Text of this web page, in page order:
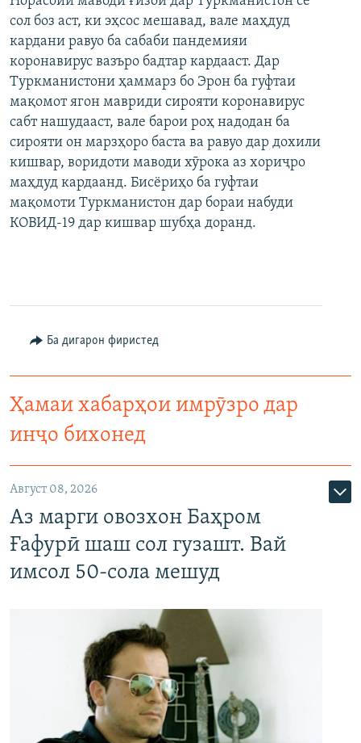
сол боз аст, ки эҳсос мешавад, вале маҳдуд
кардани равуо ба сабаби пандемияи
коронавирус вазъро бадтар кардааст. Дар
Туркманистони ҳаммарз бо Эрон ба гуфтаи
мақомот ягон мавриди сирояти коронавирус
сабт нашудааст, вале барои роҳ надодан ба
сирояти он марзҳоро баста ва равуо дар дохили
кишвар, воридоти маводи хӯрока аз хориҷро
маҳдуд кардаанд. Бисёриҳо ба гуфтаи
мақомоти Туркманистон дар бораи набуди
КОВИД-19 дар кишвар шубҳа доранд.
Ба дигарон фиристед
Ҳамаи хабарҳои имрӯзро дар
инҷо бихонед
Август 08, 2026
Аз марги овозхон Баҳром
Ғафурӣ шаш сол гузашт. Вай
имсол 50-сола мешуд